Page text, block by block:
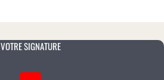
VOTRE SIGNATURE